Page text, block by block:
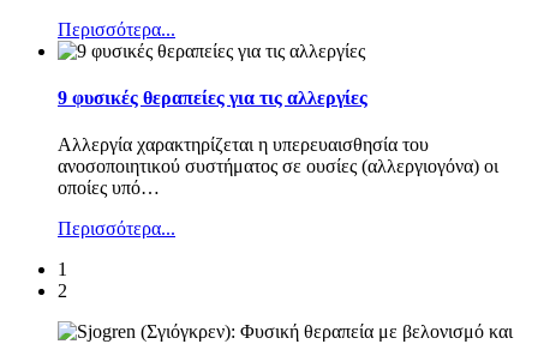
Περισσότερα...
9 φυσικές θεραπείες για τις αλλεργίες
Αλλεργία χαρακτηρίζεται η υπερευαισθησία του
ανοσοποιητικού συστήματος σε ουσίες (αλλεργιογόνα) οι
οποίες υπό…
Περισσότερα...
1
2